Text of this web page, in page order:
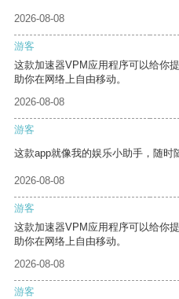
2026-08-08
游客
这款加速器VPM应用程序可以给你
助你在网络上自由移动。
2026-08-08
游客
这款app就像我的娱乐小助手，随时
2026-08-08
游客
这款加速器VPM应用程序可以给你
助你在网络上自由移动。
2026-08-08
游客